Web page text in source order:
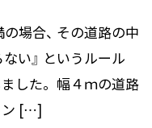
場合、 その道路の中
い』 というルール
ました。 幅４ｍの道路
ン […]